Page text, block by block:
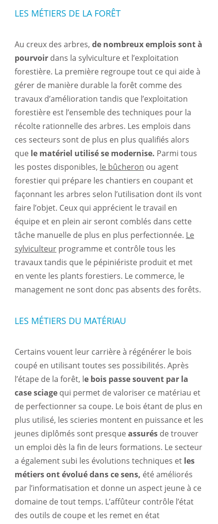
LES MÉTIERS DE LA FORÊT
Au creux des arbres, de nombreux emplois sont à
pourvoir dans la sylviculture et l’exploitation
forestière. La première regroupe tout ce qui aide à
gérer de manière durable la forêt comme des
travaux d’amélioration tandis que l’exploitation
forestière est l’ensemble des techniques pour la
récolte rationnelle des arbres. Les emplois dans
ces secteurs sont de plus en plus qualifiés alors
que le matériel utilisé se modernise. Parmi tous
les postes disponibles, le bûcheron ou agent
forestier qui prépare les chantiers en coupant et
façonnant les arbres selon l’utilisation dont ils vont
faire l’objet. Ceux qui apprécient le travail en
équipe et en plein air seront comblés dans cette
tâche manuelle de plus en plus perfectionnée. Le
sylviculteur programme et contrôle tous les
travaux tandis que le pépiniériste produit et met
en vente les plants forestiers. Le commerce, le
management ne sont donc pas absents des forêts.
LES MÉTIERS DU MATÉRIAU
Certains vouent leur carrière à régénérer le bois
coupé en utilisant toutes ses possibilités. Après
l’étape de la forêt, le bois passe souvent par la
case sciage qui permet de valoriser ce matériau et
de perfectionner sa coupe. Le bois étant de plus en
plus utilisé, les scieries montent en puissance et les
jeunes diplômés sont presque assurés de trouver
un emploi dès la fin de leurs formations. Le secteur
a également subi les évolutions techniques et les
métiers ont évolué dans ce sens, été améliorés
par l’informatisation et donne un aspect jeune à ce
domaine de tout temps. L’affûteur contrôle l’état
des outils de coupe et les remet en état